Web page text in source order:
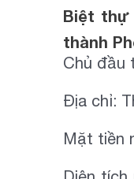
Biệt thự
thành
Chủ đầu
Địa chỉ:
Mặt tiền